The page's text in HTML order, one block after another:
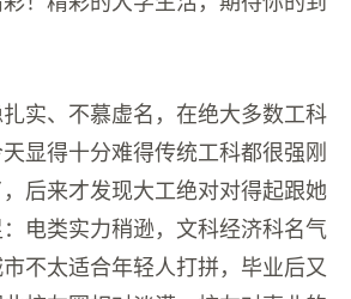
实、不慕虚名，在绝大多数工科
显得十分难得传统工科都很强刚
后来才发现大工绝对对得起跟她
电类实力稍逊，文科经济科名气
不太适合年轻人打拼，毕业后又